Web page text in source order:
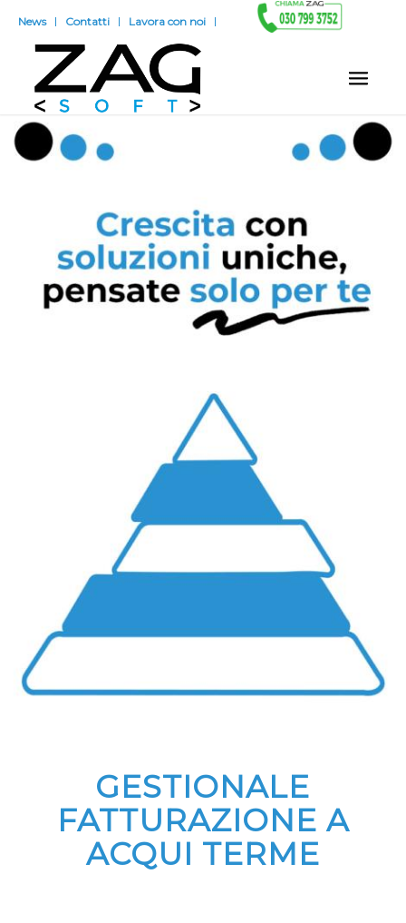
News Contatti Lavora con noi
GESTIONALE
FATTURAZIONE A
ACQUI TERME